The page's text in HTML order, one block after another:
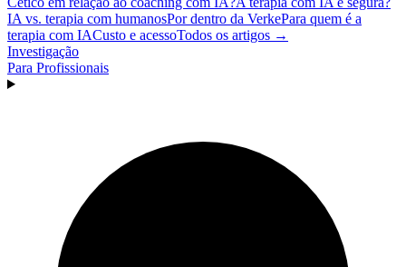
IA vs. terapia com humanosPor dentro da VerkePara quem é a
terapia com IACusto e acessoTodos os artigos →
Investigação
Para Profissionais